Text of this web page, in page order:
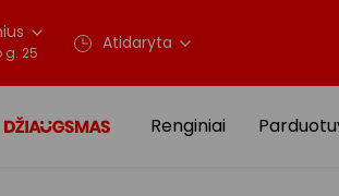
g. 25 Atidaryta
Renginiai